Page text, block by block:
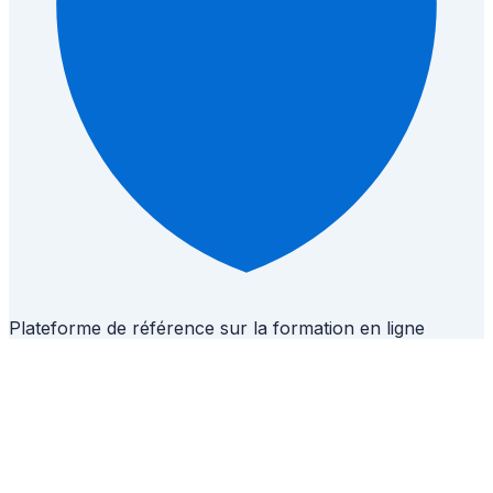
Plateforme de référence sur la formation en ligne